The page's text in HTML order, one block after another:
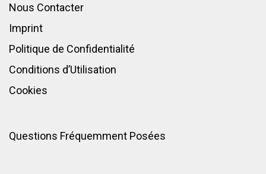
Nous Contacter
Imprint
Politique de Confidentialité
Conditions d’Utilisation
Cookies
Questions Fréquemment Posées